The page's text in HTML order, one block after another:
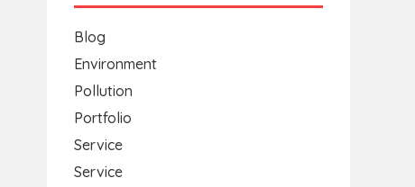
Blog
Environment
Pollution
Portfolio
Service
Service